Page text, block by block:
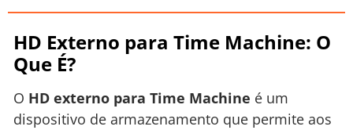
HD Externo para Time Machine: O
Que É?
O HD externo para Time Machine é um
dispositivo de armazenamento que permite aos